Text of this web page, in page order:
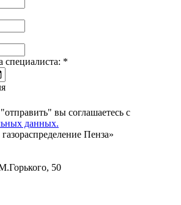
специалиста: *
вы соглашаетесь с
данных.
Пенза»
50